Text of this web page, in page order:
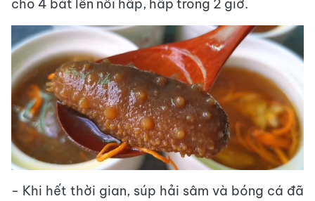
cho 4 bát lên nồi hấp, hấp trong 2 giờ.
- Khi hết thời gian, súp hải sâm và bóng cá đã